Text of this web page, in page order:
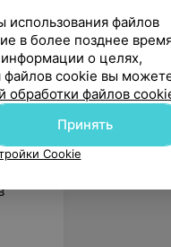
файлов
в более позднее
о целях,
файлов cookie вы
обработки файлов
Принять
Cookie